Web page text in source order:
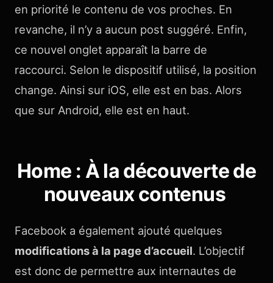
en priorité le contenu de vos proches. En
revanche, il n’y a aucun post suggéré. Enfin,
ce nouvel onglet apparaît la barre de
raccourci. Selon le dispositif utilisé, la position
change. Ainsi sur iOS, elle est en bas. Alors
que sur Android, elle est en haut.
Home : À la découverte de
nouveaux contenus
Facebook a également ajouté quelques
modifications à la page d’accueil. L’objectif
est donc de permettre aux internautes de